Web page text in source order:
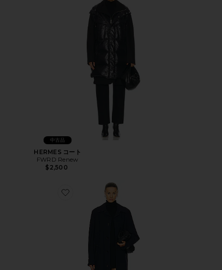
中古品
HERMES コート
FWRD Renew
$2,500
Favorite LOUIS VUITTON コート